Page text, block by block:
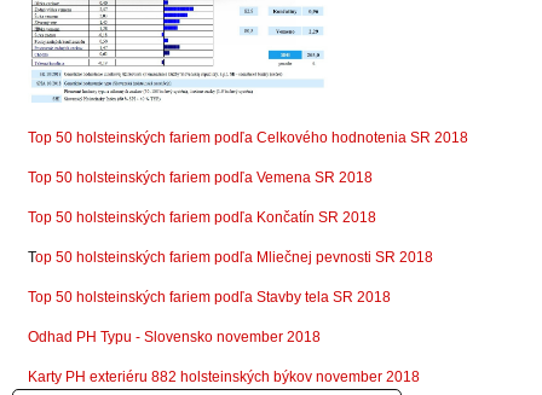
Top 50 holsteinských fariem podľa Celkového hodnotenia SR 2018
Top 50 holsteinských fariem podľa Vemena SR 2018
Top 50 holsteinských fariem podľa Končatín SR 2018
Top 50 holsteinských fariem podľa Mliečnej pevnosti SR 2018
Top 50 holsteinských fariem podľa Stavby tela SR 2018
Odhad PH Typu - Slovensko november 2018
Karty PH exteriéru 882 holsteinských býkov november 2018